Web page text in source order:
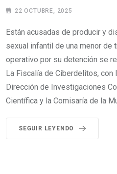
22 OCTUBRE, 2025
Están acusadas de producir y
sexual infantil de una menor de
operativo por su detención se
La Fiscalía de Ciberdelitos, con
Dirección de Investigaciones
Científica y la Comisaría de la
SEGUIR LEYENDO